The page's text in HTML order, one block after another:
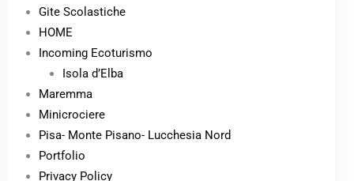
Gite Scolastiche
HOME
Incoming Ecoturismo
Isola d’Elba
Maremma
Minicrociere
Pisa- Monte Pisano- Lucchesia Nord
Portfolio
Privacy Policy